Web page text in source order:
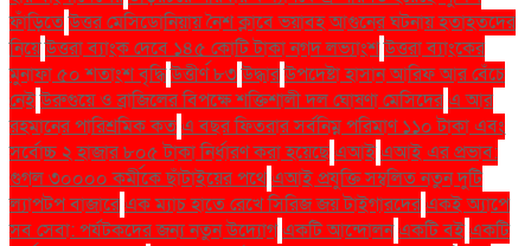
ফাঁড়িতেউত্তর মেসিডোনিয়ায় নৈশ ক্লাবে ভয়াবহ আগুনের ঘটনায় হতাহতদের
নিয়েউত্তরা ব্যাংক দেবে ১৪৫ কোটি টাকা নগদ লভ্যাংশউত্তরা ব্যাংকের
মুনাফা ৫০ শতাংশ বৃদ্ধিউত্তীর্ণ ৮৩উদ্ধারউপদেষ্টা হাসান আরিফ আর বেঁচে
নেইউরুগুয়ে ও ব্রাজিলের বিপক্ষে শক্তিশালী দল ঘোষণা মেসিদেরএ আর
রহমানের পারিশ্রমিক কতএ বছর ফিতরার সর্বনিম্ন পরিমাণ ১১০ টাকা এবং
সর্বোচ্চ ২ হাজার ৮০৫ টাকা নির্ধারণ করা হয়েছেএআইএআই এর প্রভাব:
গুগল ৩০০০০ কর্মীকে ছাঁটাইয়ের পথেএআই প্রযুক্তি সম্বলিত নতুন দুটি
ল্যাপটপ বাজারেএক ম্যাচ হাতে রেখে সিরিজ জয় টাইগারদেরএকই অ্যাপে
সব সেবা: পর্যটকদের জন্য নতুন উদ্যোগএকটি আন্দোলনএকটি বইএকটি